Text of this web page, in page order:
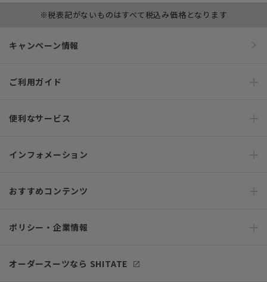
※税表記がないものはすべて税込み価格となります
キャンペーン情報
ご利用ガイド
便利なサービス
インフォメーション
おすすめコンテンツ
ポリシー・企業情報
オーダースーツなら SHITATE